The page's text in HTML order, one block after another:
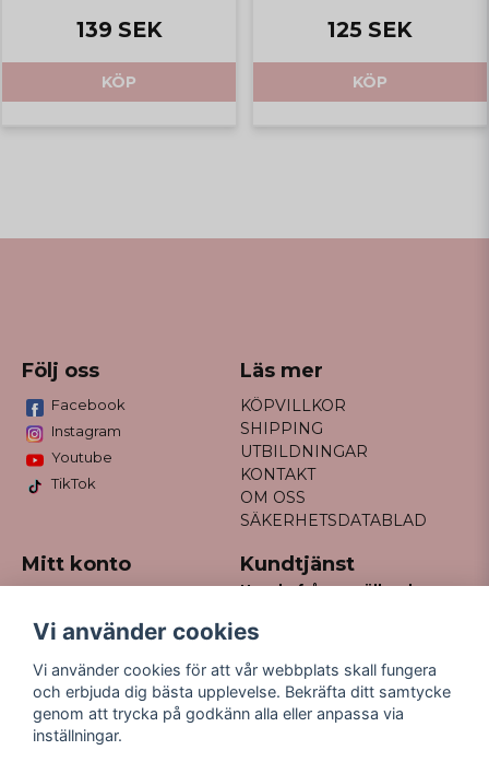
139 SEK
KÖP
125 SEK
KÖP
Följ oss
Facebook
Instagram
Youtube
TikTok
Läs mer
KÖPVILLKOR
SHIPPING
UTBILDNINGAR
KONTAKT
OM OSS
SÄKERHETSDATABLAD
Mitt konto
Registrera dig
Glömt lösenord?
Kundtjänst
Har du frågor gällande
kontakt@missfancy.se
Vi använder cookies
Vi använder cookies för att vår webbplats skall fungera
och erbjuda dig bästa upplevelse. Bekräfta ditt samtycke
genom att trycka på godkänn alla eller anpassa via
inställningar.